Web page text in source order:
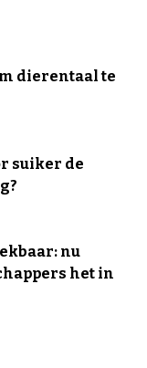
dierentaal te
suiker de
nu
het in